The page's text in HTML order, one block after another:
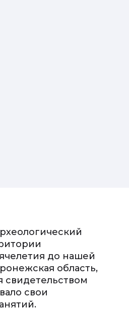
до нашей
область,
свидетельством
свои